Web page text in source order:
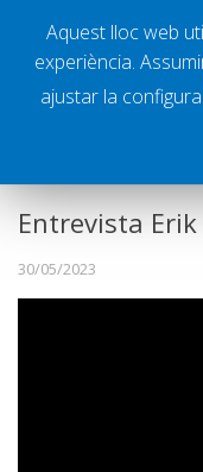
Successos
Ràdio
Entrevista
30/05/2023
Aquest lloc web
experiència.
ajustar la